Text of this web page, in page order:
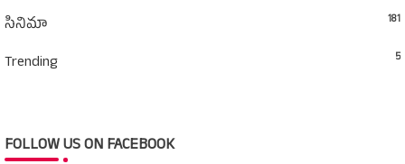
సినిమా 181
Trending 5
FOLLOW US ON FACEBOOK